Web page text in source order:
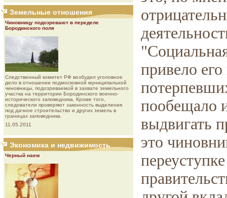
Земельные отношения
Чиновницу подозревают в переделе
Бородинского поля
Следственный комитет РФ возбудил уголовное
дело в отношении подмосковной муниципальной
чиновницы, подозреваемой в захвате земельного
участка на территории Бородинского военно-
исторического заповедника. Кроме того,
следователи проверяют законность выделения
под дачное строительство и других земель в
границах заповедника.
11.05.2011
Экономика и недвижимость
Черный наем
привело
пообещало
выдвигать
это